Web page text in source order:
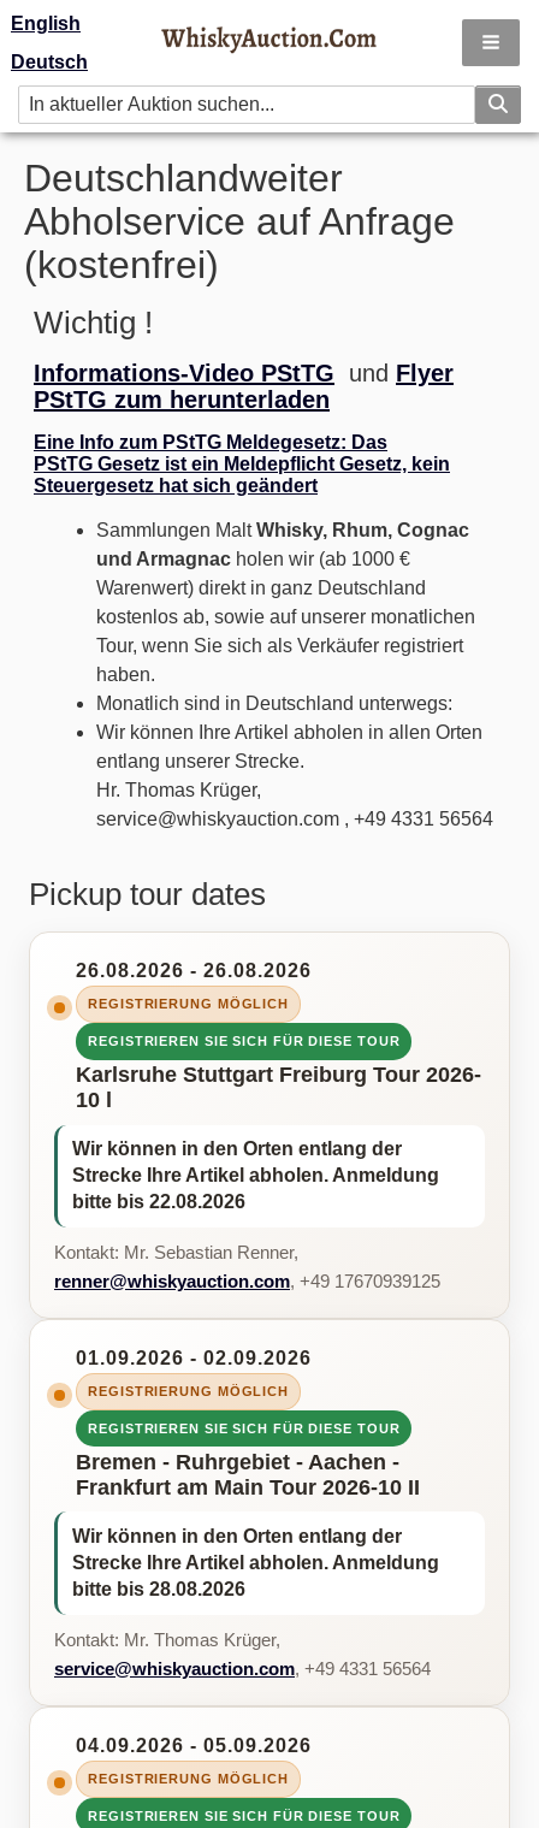
English
Deutsch
Deutschlandweiter
Abholservice auf Anfrage
(kostenfrei)
Wichtig !
Informations-Video PStTG und Flyer
PStTG zum herunterladen
Eine Info zum PStTG Meldegesetz: Das
PStTG Gesetz ist ein Meldepflicht Gesetz, kein
Steuergesetz hat sich geändert
Sammlungen MaltWhisky, Rhum, Cognac
und Armagnac holen wir (ab 1000 €
Warenwert) direkt in ganz Deutschland
kostenlos ab, sowie auf unserer monatlichen
Tour, wenn Sie sich als Verkäufer registriert
haben.
Monatlich sind in Deutschland unterwegs:
Wir können Ihre Artikel abholen in allen Orten
entlang unserer Strecke.
Hr. Thomas Krüger,
service@whiskyauction.com , +49 4331 56564
Pickup tour dates
26.08.2026 - 26.08.2026
REGISTRIERUNG MÖGLICH
REGISTRIEREN SIE SICH FÜR DIESE TOUR
Karlsruhe Stuttgart Freiburg Tour 2026-
10 l
Wir können in den Orten entlang der
Strecke Ihre Artikel abholen. Anmeldung
bitte bis 22.08.2026
Kontakt: Mr. Sebastian Renner,
renner@whiskyauction.com, +49 17670939125
01.09.2026 - 02.09.2026
REGISTRIERUNG MÖGLICH
REGISTRIEREN SIE SICH FÜR DIESE TOUR
Bremen - Ruhrgebiet - Aachen -
Frankfurt am Main Tour 2026-10 II
Wir können in den Orten entlang der
Strecke Ihre Artikel abholen. Anmeldung
bitte bis 28.08.2026
Kontakt: Mr. Thomas Krüger,
service@whiskyauction.com, +49 4331 56564
04.09.2026 - 05.09.2026
REGISTRIERUNG MÖGLICH
REGISTRIEREN SIE SICH FÜR DIESE TOUR